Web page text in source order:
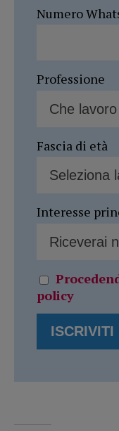
Numero
Professione
Fascia di età
Interesse
policy